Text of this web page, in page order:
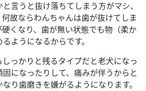
言うと抜け落ちてしまう方がマシ、
故ならわんちゃんは歯が抜けてしま
くなり、歯が無い状態でも物（柔か
ようになるからです。
っかりと残るタイプだと老犬になっ
になったりして、痛みが伴うからと
り歯磨きを嫌がるようになります。